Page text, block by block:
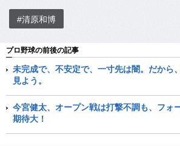
#清原和博
プロ野球の前後の記事
未完成で、不安定で、一寸先は闇。だから
見よう。
今宮健太、オープン戦は打撃不調も、フォ
期待大！